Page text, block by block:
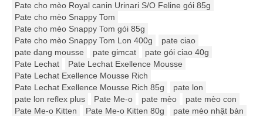
Pate cho mèo Royal canin Urinari S/O Feline gói 85g
Pate cho mèo Snappy Tom
Pate cho mèo Snappy Tom gói 85g
Pate cho mèo Snappy Tom Lon 400g
pate ciao
pate dạng mousse
pate gimcat
pate gói ciao 40g
Pate Lechat
Pate Lechat Exellence Mousse
Pate Lechat Exellence Mousse Rich
Pate Lechat Exellence Mousse Rich 85g
pate lon
pate lon reflex plus
Pate Me-o pate mèo
pate mèo con
Pate Me-o Kitten
Pate Me-o Kitten 80g
pate mèo nhật bản